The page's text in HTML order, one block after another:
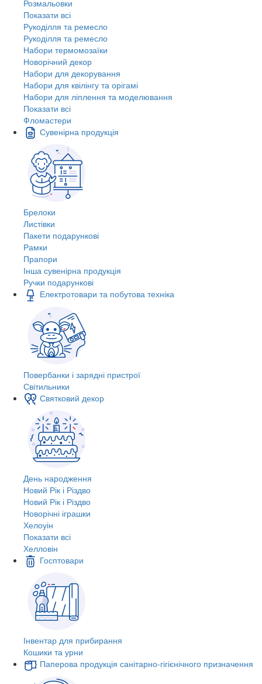
Розмальовки
Показати всі
Рукоділля та ремесло
Рукоділля та ремесло
Набори термомозаїки
Новорічний декор
Набори для декорування
Набори для квілінгу та орігамі
Набори для ліплення та моделювання
Показати всі
Фломастери
Сувенірна продукція
Брелоки
Листівки
Пакети подарункові
Рамки
Прапори
Інша сувенірна продукція
Ручки подарункові
Електротовари та побутова техніка
Повербанки і зарядні пристрої
Світильники
Святковий декор
День народження
Новий Рік і Різдво
Новий Рік і Різдво
Новорічні іграшки
Хелоуін
Показати всі
Хелловін
Госптовари
Інвентар для прибирання
Кошики та урни
Паперова продукція санітарно-гігієнічного призначення